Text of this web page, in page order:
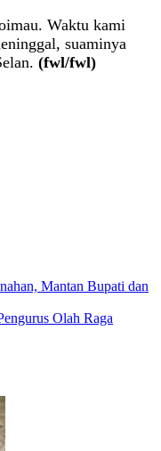
Waktu kami
suaminya
(fwl/fwl)
Mantan Bupati dan
Olah Raga